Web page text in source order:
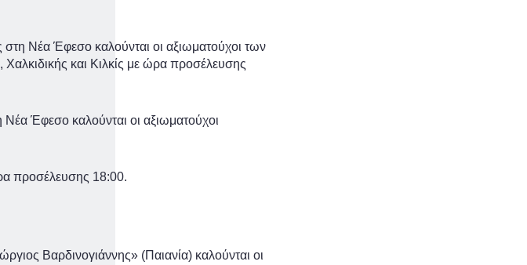
Νέα Έφεσο καλούνται οι αξιωματούχοι των
και Κιλκίς με ώρα προσέλευσης
Έφεσο καλούνται οι αξιωματούχοι
προσέλευσης 18:00.
Βαρδινογιάννης» (Παιανία) καλούνται οι